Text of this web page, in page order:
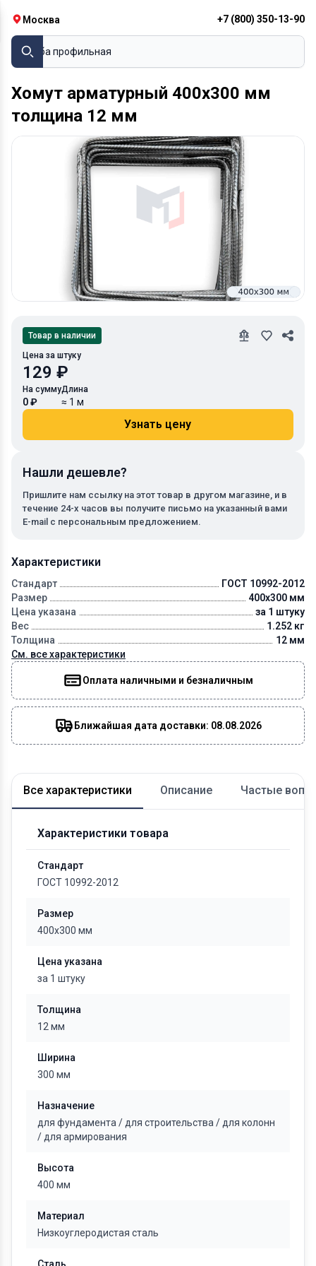
Москва +7 (800) 350-13-90
Труба профильная
Хомут арматурный 400х300 мм
толщина 12 мм
Характеристики
Стандарт
ГОСТ 10992-2012
Размер
400x300 мм
Цена указана
за 1 штуку
Вес
1.252 кг
Толщина
12 мм
См. все характеристики
Оплата наличными и безналичным
Ближайшая дата доставки: 08.08.2026
Товар в наличии
Цена за штуку
129 ₽
На сумму
0 ₽
Длина
≈ 1 м
Узнать цену
Нашли дешевле?
Пришлите нам ссылку на этот товар в другом магазине, и в
течение 24-х часов вы получите письмо на указанный вами
E-mail с персональным предложением.
Все характеристики Описание Частые
Характеристики товара
Стандарт
ГОСТ 10992-2012
Размер
400x300 мм
Цена указана
за 1 штуку
Толщина
12 мм
Ширина
300 мм
Назначение
для фундамента / для строительства / для колонн
/ для армирования
Высота
400 мм
Материал
Низкоуглеродистая сталь
Сталь